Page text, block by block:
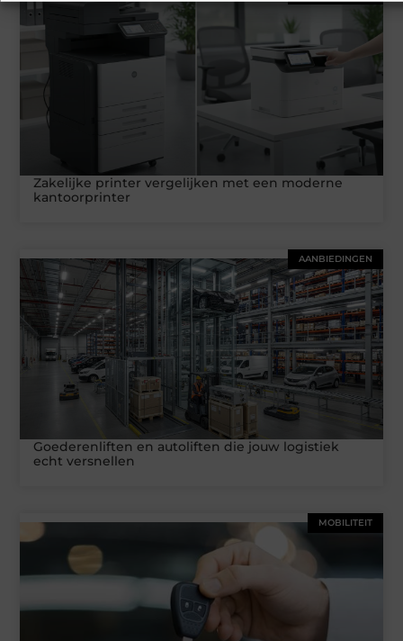
Zakelijke printer vergelijken met een moderne
kantoorprinter
AANBIEDINGEN
Goederenliften en autoliften die jouw logistiek
echt versnellen
MOBILITEIT